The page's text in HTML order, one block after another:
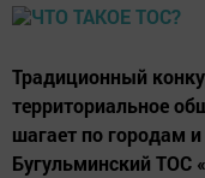
Традиционный
территориальное
шагает по городам
Бугульминский ТОС